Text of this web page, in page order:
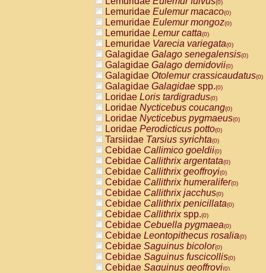
(0)
Lemuridae Eulemur macaco(0)
Lemuridae Eulemur mongoz(0)
Lemuridae Lemur catta(0)
Lemuridae Varecia variegata(0)
Galagidae Galago senegalensis(0)
Galagidae Galago demidovii(0)
Galagidae Otolemur crassicaudatus(0)
Galagidae Galagidae spp.(0)
Loridae Loris tardigradus(0)
Loridae Nycticebus coucang(0)
Loridae Nycticebus pygmaeus(0)
Loridae Perodicticus potto(0)
Tarsiidae Tarsius syrichta(0)
Cebidae Callimico goeldii(0)
Cebidae Callithrix argentata(0)
Cebidae Callithrix geoffroyi(0)
Cebidae Callithrix humeralifer(0)
Cebidae Callithrix jacchus(0)
Cebidae Callithrix penicillata(0)
Cebidae Callithrixspp.(0)
Cebidae Cebuella pygmaea(0)
Cebidae Leontopithecus rosalia(0)
Cebidae Saguinus bicolor(0)
Cebidae Saguinus fuscicollis(0)
Cebidae Saguinus geoffroyi(0)